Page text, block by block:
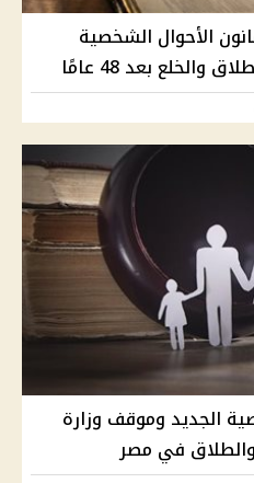
الأحوال الشخصية
بعد 48 عامًا
الجديد وموقف وزارة
في مصر